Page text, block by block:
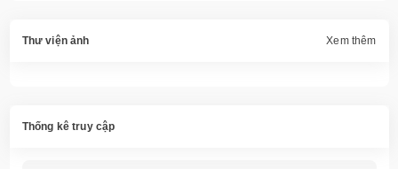
Thư viện ảnh Xem thêm
Thống kê truy cập